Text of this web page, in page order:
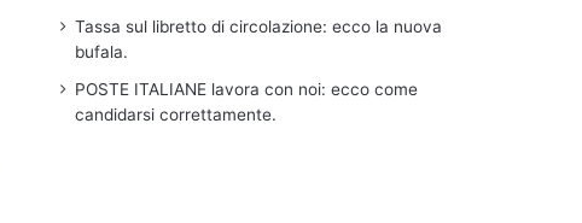
Tassa sul libretto di circolazione: ecco la nuova
bufala.
POSTE ITALIANE lavora con noi: ecco come
candidarsi correttamente.